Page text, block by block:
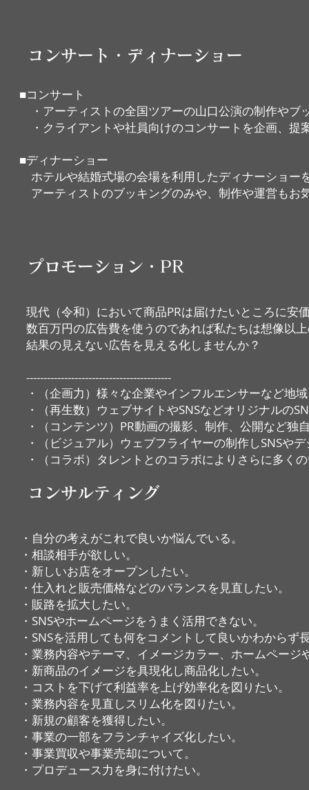
コンサート・ディナーショー
■コンサート
・アーティストの全国ツアーの山口公演の制作やブ
・クライアントや社員向けのコンサートを企画、提
■ディナーショー
ホテルや結婚式場の会場を利用したディナーショー
アーティストのブッキングのみや、制作や運営もお
プロモーション・PR
現代（令和）において商品PRは届けたいところに安
数百万円の広告費を使うのであれば私たちは想像以
​結果の見えない広告を見える化しませんか？
​------------------------------------------
・（企画力）様々な企業やインフルエンサーなど地
・（再生数）ウェブサイトやSNSなどオリジナルの
・（コンテンツ）PR動画の撮影、制作、公開など独
・（ビジュアル）ウェブフライヤーの制作しSNSや
・（コラボ）タレントとのコラボによりさらに多く
コンサルティング
・自分の考えがこれで良いか悩んでいる。
​・相談相手が欲しい。
・新しいお店をオープンしたい。
​・仕入れと販売価格などのバランスを見直したい。
・販路を拡大したい。
・SNSやホームページをうまく活用できない。
・SNSを活用しても何をコメントして良いかわからず
・業務内容やテーマ、イメージカラー、ホームペー
​・新商品のイメージを具現化し商品化したい。
・コストを下げて利益率を上げ効率化を図りたい。
・業務内容を見直しスリム化を図りたい。
​・新規の顧客を獲得したい。
​・事業の一部をフランチャイズ化したい。
​・事業買収や事業売却について。
​・プロデュース力を身に付けたい。